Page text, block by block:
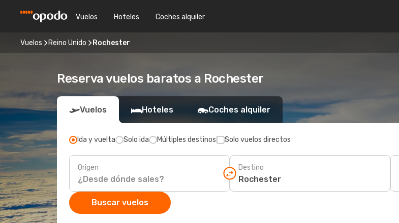
Vuelos Hoteles Coches alquiler
Vuelos Reino Unido Rochester
Reserva vuelos baratos a Rochester
Vuelos Hoteles Coches alquiler
Ida y vuelta Solo ida Múltiples destinos Solo vuelos directos
Origen Destino
Buscar vuelos